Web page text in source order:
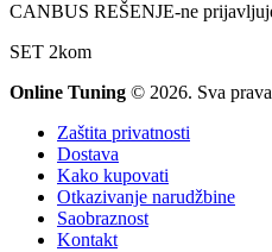
CANBUS REŠENJE-ne
SET 2kom
Online Tuning © 2026. Sva
Zaštita privatnosti
Dostava
Kako kupovati
Otkazivanje narudžbine
Saobraznost
Kontakt